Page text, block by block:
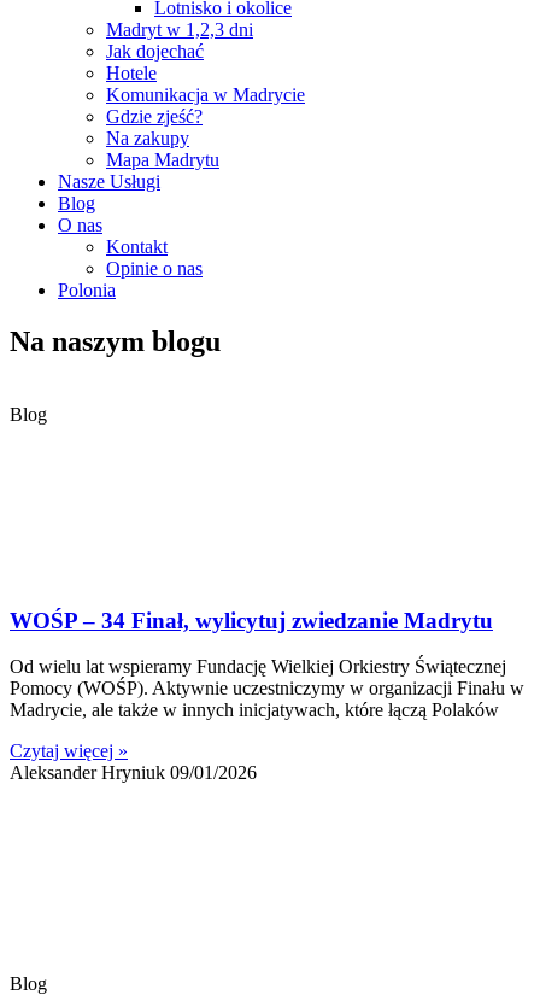
Lotnisko i okolice
Madryt w 1,2,3 dni
Jak dojechać
Hotele
Komunikacja w Madrycie
Gdzie zjeść?
Na zakupy
Mapa Madrytu
Nasze Usługi
Blog
O nas
Kontakt
Opinie o nas
Polonia
Na naszym blogu
Blog
WOŚP – 34 Finał, wylicytuj zwiedzanie Madrytu
Od wielu lat wspieramy Fundację Wielkiej Orkiestry Świątecznej
Pomocy (WOŚP). Aktywnie uczestniczymy w organizacji Finału w
Madrycie, ale także w innych inicjatywach, które łączą Polaków
Czytaj więcej »
Aleksander Hryniuk 09/01/2026
Blog